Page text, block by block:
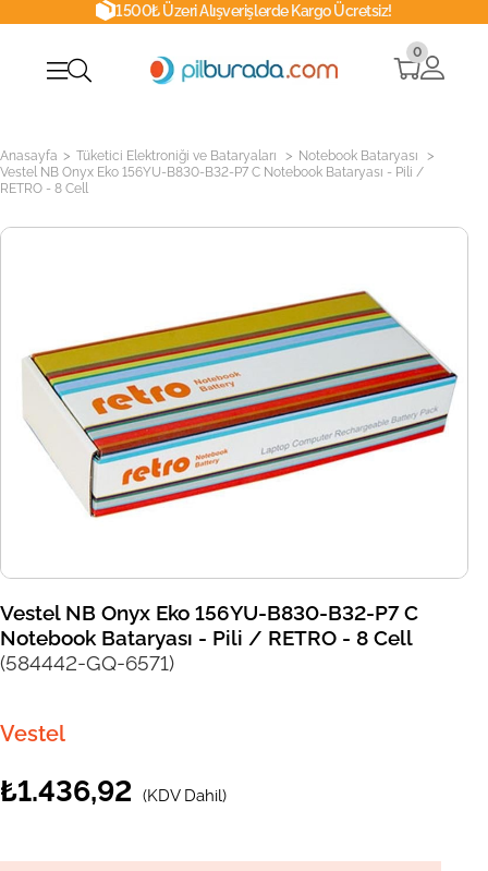
1500₺ Üzeri Alışverişlerde Kargo Ücretsiz!
0
Anasayfa > Tüketici Elektroniği ve Bataryaları > Notebook Bataryası >
Vestel NB Onyx Eko 156YU-B830-B32-P7 C Notebook Bataryası - Pili /
RETRO - 8 Cell
Vestel NB Onyx Eko 156YU-B830-B32-P7 C
Notebook Bataryası - Pili / RETRO - 8 Cell
(584442-GQ-6571)
Vestel
₺1.436,92 (KDV Dahil)